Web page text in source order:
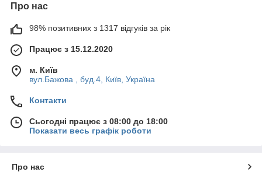
Про нас
98% позитивних з 1317 відгуків за рік
Працює з 15.12.2020
м. Київ
вул.Бажова , буд.4, Київ, Україна
Контакти
Сьогодні працює з 08:00 до 18:00
Показати весь графік роботи
Про нас